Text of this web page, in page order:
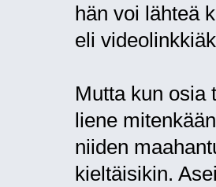
hän voi lähteä
eli
Mutta kun osia
liene
niiden
kieltäisikin.